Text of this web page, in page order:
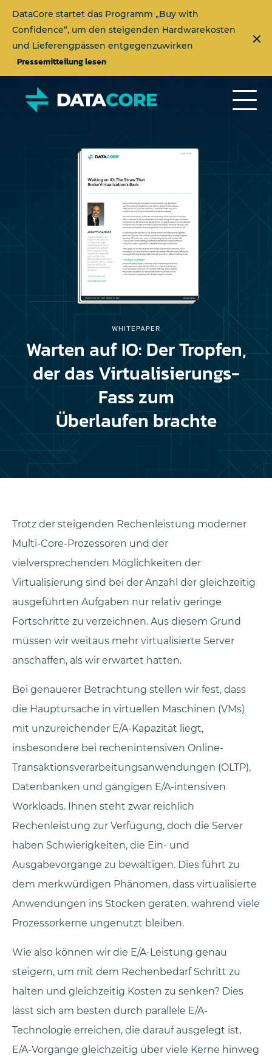
DataCore startet das Programm „Buy with
Confidence“, um den steigenden Hardwarekosten
und Lieferengpässen entgegenzuwirken
Pressemitteilung lesen
WHITEPAPER
Warten auf IO: Der Tropfen,
der das Virtualisierungs-
Fass zum
Überlaufen brachte
Trotz der steigenden Rechenleistung moderner
Multi-Core-Prozessoren und der
vielversprechenden Möglichkeiten der
Virtualisierung sind bei der Anzahl der gleichzeitig
ausgeführten Aufgaben nur relativ geringe
Fortschritte zu verzeichnen. Aus diesem Grund
müssen wir weitaus mehr virtualisierte Server
anschaffen, als wir erwartet hatten.
Bei genauerer Betrachtung stellen wir fest, dass
die Hauptursache in virtuellen Maschinen (VMs)
mit unzureichender E/A-Kapazität liegt,
insbesondere bei rechenintensiven Online-
Transaktionsverarbeitungsanwendungen (OLTP),
Datenbanken und gängigen E/A-intensiven
Workloads. Ihnen steht zwar reichlich
Rechenleistung zur Verfügung, doch die Server
haben Schwierigkeiten, die Ein- und
Ausgabevorgänge zu bewältigen. Dies führt zu
dem merkwürdigen Phänomen, dass virtualisierte
Anwendungen ins Stocken geraten, während viele
Prozessorkerne ungenutzt bleiben.
Wie also können wir die E/A-Leistung genau
steigern, um mit dem Rechenbedarf Schritt zu
halten und gleichzeitig Kosten zu senken? Dies
lässt sich am besten durch parallele E/A-
Technologie erreichen, die darauf ausgelegt ist,
E/A-Vorgänge gleichzeitig über viele Kerne hinweg